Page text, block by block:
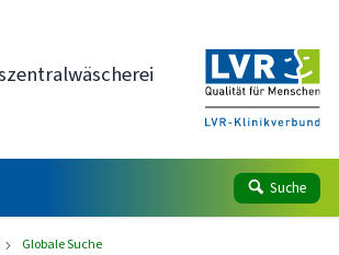
Suche
Globale Suche